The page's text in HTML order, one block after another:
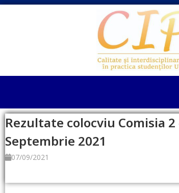
Rezultate colocviu Comisia 2
Septembrie 2021
07/09/2021